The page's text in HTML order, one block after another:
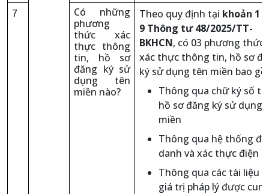
7
Có những
phương
thức xác
thực thông
tin, hồ sơ
đăng ký sử
dụng tên
miền nào?
Theo quy định tại khoản 1
9 Thông tư 48/2025/TT-
BKHCN, có 03 phương thức
xác thực thông tin, hồ sơ
ký sử dụng tên miền bao
Thông qua chữ ký số
hồ sơ đăng ký sử dụng
miền
Thông qua hệ thống
danh và xác thực điện
Thông qua các tài liệu
giá trị pháp lý được